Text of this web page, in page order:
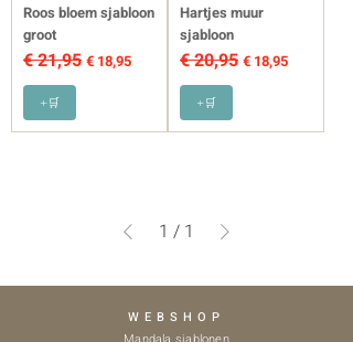
Roos bloem sjabloon
groot
Normale prijs
€ 21,95 Verkoopprijs
€ 18,95
+🛒
Hartjes muur
sjabloon
Normale prijs
€ 20,95 Verkoopprijs
€ 18,95
+🛒
1 / 1
WEBSHOP